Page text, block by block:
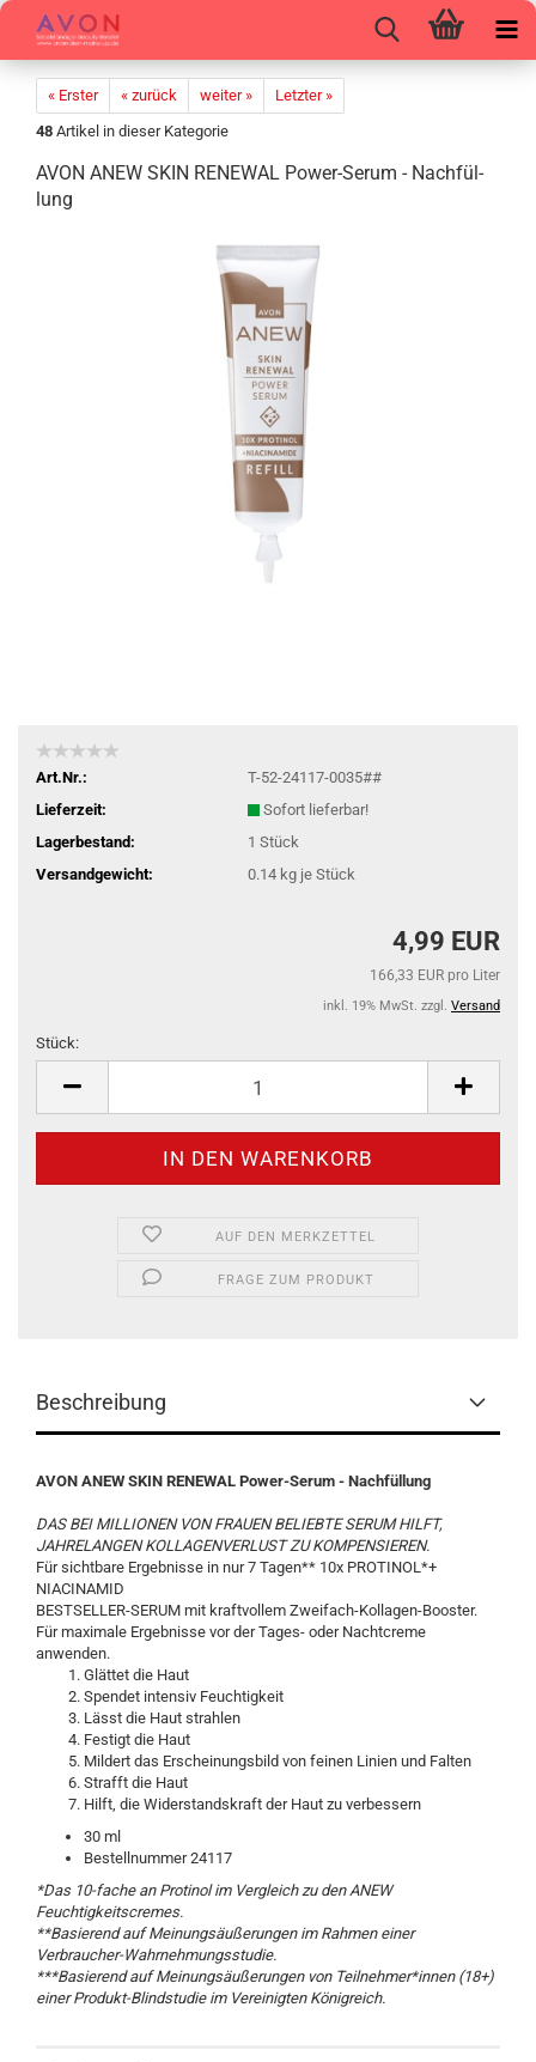
« Erster « zurück weiter »
Letzter »
48 Artikel in dieser Kategorie
AVON ANEW SKIN RE­NE­WAL Power-​Serum - Nach­fül­
lung
Art.Nr.:
T-52-24117-0035##
Lieferzeit:
Sofort lieferbar!
Lagerbestand:
1 Stück
Versandgewicht:
0.14kg je Stück
4,99 EUR
166,33 EUR pro Liter
inkl. 19% MwSt. zzgl. Versand
Stück:
AUF DEN MERKZETTEL
FRAGE ZUM PRODUKT
Beschreibung
AVON ANEW SKIN RENEWAL Power-Serum - Nachfüllung
DAS BEI MILLIONEN VON FRAUEN BELIEBTE SERUM HILFT,
JAHRELANGEN KOLLAGENVERLUST ZU KOMPENSIEREN.
Für sichtbare Ergebnisse in nur 7 Tagen** 10x PROTINOL*+
NIACINAMID
BESTSELLER-SERUM mit kraftvollem Zweifach-Kollagen-Booster.
Für maximale Ergebnisse vor der Tages- oder Nachtcreme
anwenden.
Glättet die Haut
Spendet intensiv Feuchtigkeit
Lässt die Haut strahlen
Festigt die Haut
Mildert das Erscheinungsbild von feinen Linien und Falten
Strafft die Haut
Hilft, die Widerstandskraft der Haut zu verbessern
30 ml
Bestellnummer 24117
*Das 10-fache an Protinol im Vergleich zu den ANEW
Feuchtigkeitscremes.
**Basierend auf Meinungsäußerungen im Rahmen einer
Verbraucher-Wahrnehmungsstudie.
***Basierend auf Meinungsäußerungen von Teilnehmer*innen (18+)
einer Produkt-Blindstudie im Vereinigten Königreich.